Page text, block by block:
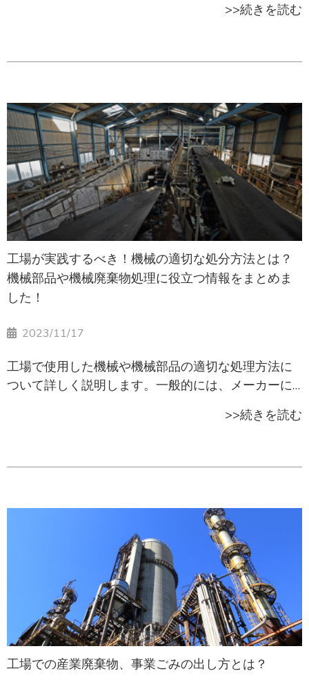
は、埋め立てかリサイクルが一般的です。天然資源
>>続きを読む
工場が実践するべき！機械の適切な処分方法とは？
機械部品や機械廃棄物処理に役立つ情報をまとめま
した！
2023/11/17
工場で使用した機械や機械部品の適切な処理方法に
ついて詳しく説明します。一般的には、メーカーに
に処理を委託するといった方法があります。機械廃
>>続きを読む
工場での産業廃棄物、事業ごみの出し方とは？